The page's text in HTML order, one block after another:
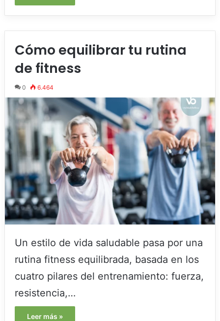
Cómo equilibrar tu rutina
de fitness
0 6.464
Un estilo de vida saludable pasa por una
rutina fitness equilibrada, basada en los
cuatro pilares del entrenamiento: fuerza,
resistencia,…
Leer más »